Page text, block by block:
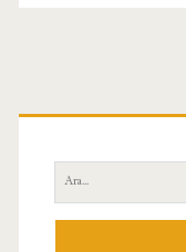
Birincil
Yan
Menü
Ara: